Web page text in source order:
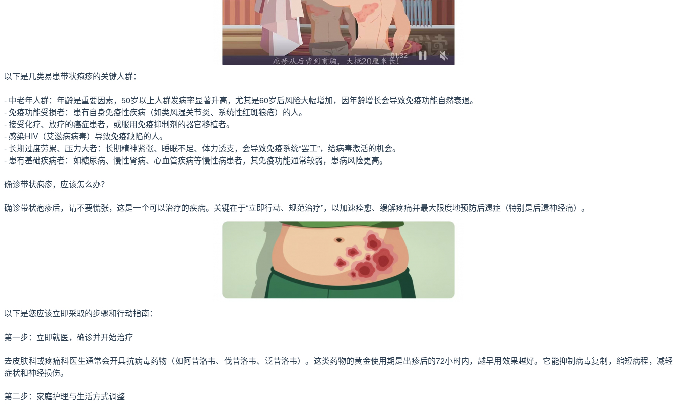
以下是几类易患带状疱疹的关键人群：
- 中老年人群：年龄是重要因素，50岁以上人群发病率显著升高，尤其是60岁后风险大幅增加，因年龄增长会导致免疫功能自然衰退。
- 免疫功能受损者：患有自身免疫性疾病（如类风湿关节炎、系统性红斑狼疮）的人。
- 接受化疗、放疗的癌症患者，或服用免疫抑制剂的器官移植者。
- 感染HIV（艾滋病病毒）导致免疫缺陷的人。
- 长期过度劳累、压力大者：长期精神紧张、睡眠不足、体力透支，会导致免疫系统“罢工”，给病毒激活的机会。
- 患有基础疾病者：如糖尿病、慢性肾病、心血管疾病等慢性病患者，其免疫功能通常较弱，患病风险更高。
确诊带状疱疹，应该怎么办？
确诊带状疱疹后，请不要慌张，这是一个可以治疗的疾病。关键在于“立即行动、规范治疗”，以加速痊愈、缓解疼痛并最大限度地预防后遗症（特别是后遗神经痛）。
以下是您应该立即采取的步骤和行动指南：
第一步：立即就医，确诊并开始治疗
去皮肤科或疼痛科医生通常会开具抗病毒药物（如阿昔洛韦、伐昔洛韦、泛昔洛韦）。这类药物的黄金使用期是出疹后的72小时内，越早用效果越好。它能抑制病毒复制，缩短病程，减轻
症状和神经损伤。
第二步：家庭护理与生活方式调整